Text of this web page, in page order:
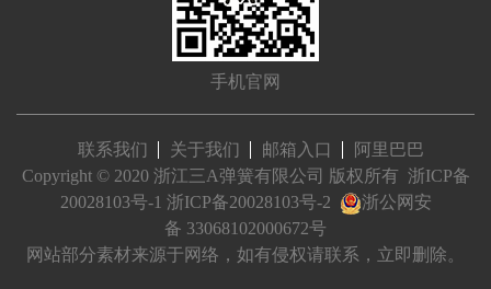
手机官网
联系我们 关于我们 邮箱入口
阿里巴巴
Copyright © 2020 浙江三A弹簧有限公司 版权所有 浙ICP备
20028103号-1 浙ICP备20028103号-2
浙公网安
备 33068102000672号
网站部分素材来源于网络，如有侵权请联系，立即删除。